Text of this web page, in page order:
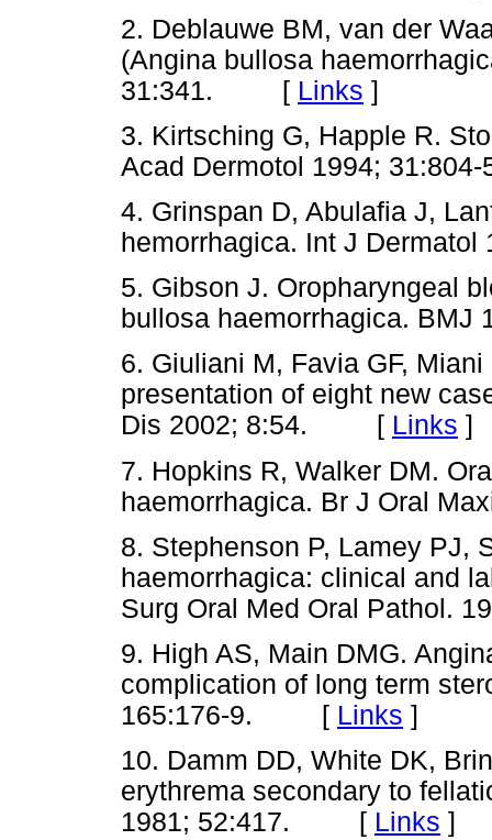
2. Deblauwe BM, van der
(Angina bullosa
31:341. [ Links ]
3. Kirtsching G, Happle R.
Acad Dermotol 1994;
4. Grinspan D, Abulafia J,
hemorrhagica. Int J
5. Gibson J. Oropharyngeal
bullosa haemorrhagica.
6. Giuliani M, Favia GF,
presentation of eight new
Dis 2002; 8:54. [ Links ]
7. Hopkins R, Walker DM.
haemorrhagica. Br J Oral
8. Stephenson P, Lamey PJ,
haemorrhagica: clinical and
Surg Oral Med Oral
9. High AS, Main DMG.
complication of long term
165:176-9. [ Links ]
10. Damm DD, White DK,
erythrema secondary to
1981; 52:417. [ Links ]